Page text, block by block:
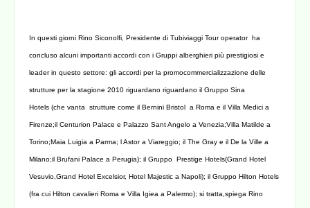
In questi giorni Rino Siconolfi, Presidente di Tubiviaggi Tour operator ha
concluso alcuni importanti accordi con i Gruppi alberghieri più prestigiosi e
leader in questo settore: gli accordi per la promocommercializzazione delle
strutture per la stagione 2010 riguardano riguardano il Gruppo Sina
Hotels(che vanta strutture come il Bernini Bristol a Roma e il Villa Medici a
Firenze;il Centurion Palace e Palazzo Sant Angelo a Venezia;Villa Matilde a
Torino;Maia Luigia a Parma; l Astor a Viareggio; il The Gray e il De la Ville a
Milano;il Brufani Palace a Perugia); il Gruppo Prestige Hotels(Grand Hotel
Vesuvio,Grand Hotel Excelsior, Hotel Majestic a Napoli); il Gruppo Hilton Hotels
(fra cui Hilton cavalieri Roma e Villa Igiea a Palermo); si tratta,spiega Rino